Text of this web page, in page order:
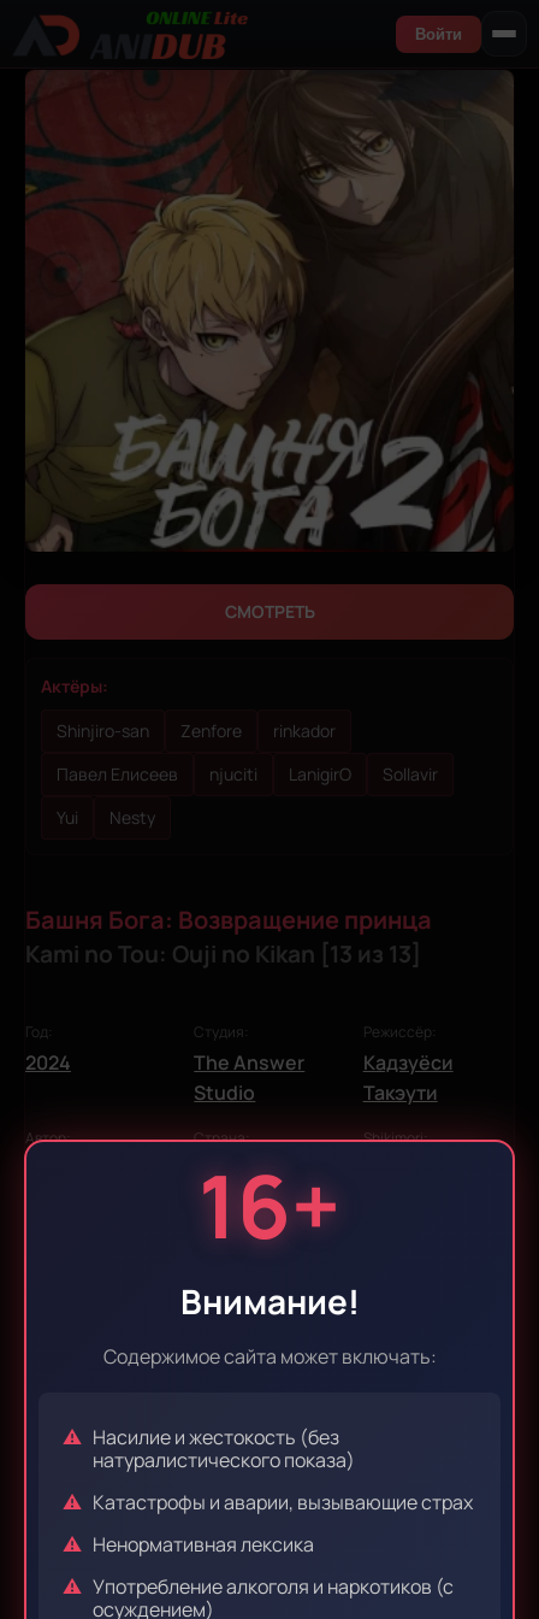
16+
Внимание!
Содержимое сайта может включать:
Насилие и жестокость (без
натуралистического показа)
Катастрофы и аварии, вызывающие страх
Ненормативная лексика
Употребление алкоголя и наркотиков (с
осуждением)
Войти
СМОТРЕТЬ
Актёры:
Shinjiro-san
Zenfore
rinkador
Павел Елисеев
njuciti LanigirO
Sollavir
Yui
Nesty
Башня Бога: Возвращение принца
Kami no Tou: Ouji no Kikan [13 из 13]
Год:
2024
Студия:
The Answer
Studio
Режиссёр:
Кадзуёси
Такэути
Автор: Страна:
Япония
Shikimori:
Жанры:
тайна
Посреди мира возвышается огромная башня,
хочется), а выбраться из которой практически
невозможно (но не очень и хочется). Путь ведёт